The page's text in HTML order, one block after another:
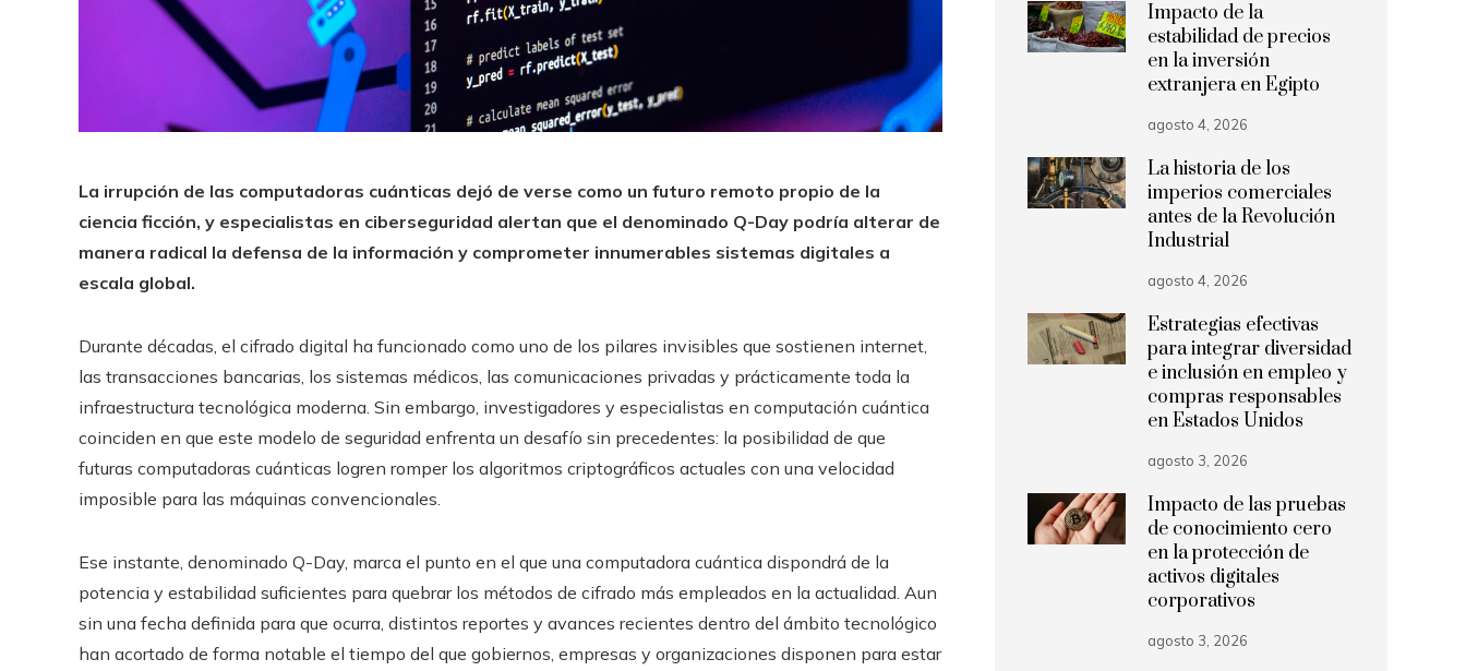
La irrupción de las computadoras cuánticas dejó de verse como un futuro remoto propio de la
ciencia ficción, y especialistas en ciberseguridad alertan que el denominado Q-Day podría alterar de
manera radical la defensa de la información y comprometer innumerables sistemas digitales a
escala global.
Durante décadas, el cifrado digital ha funcionado como uno de los pilares invisibles que sostienen internet,
las transacciones bancarias, los sistemas médicos, las comunicaciones privadas y prácticamente toda la
infraestructura tecnológica moderna. Sin embargo, investigadores y especialistas en computación cuántica
coinciden en que este modelo de seguridad enfrenta un desafío sin precedentes: la posibilidad de que
futuras computadoras cuánticas logren romper los algoritmos criptográficos actuales con una velocidad
imposible para las máquinas convencionales.
Ese instante, denominado Q-Day, marca el punto en el que una computadora cuántica dispondrá de la
potencia y estabilidad suficientes para quebrar los métodos de cifrado más empleados en la actualidad. Aun
sin una fecha definida para que ocurra, distintos reportes y avances recientes dentro del ámbito tecnológico
han acortado de forma notable el tiempo del que gobiernos, empresas y organizaciones disponen para estar
Impacto de la
estabilidad de precios
en la inversión
extranjera en Egipto
agosto 4, 2026
La historia de los
imperios comerciales
antes de la Revolución
Industrial
agosto 4, 2026
Estrategias efectivas
para integrar diversidad
e inclusión en empleo y
compras responsables
en Estados Unidos
agosto 3, 2026
Impacto de las pruebas
de conocimiento cero
en la protección de
activos digitales
corporativos
agosto 3, 2026